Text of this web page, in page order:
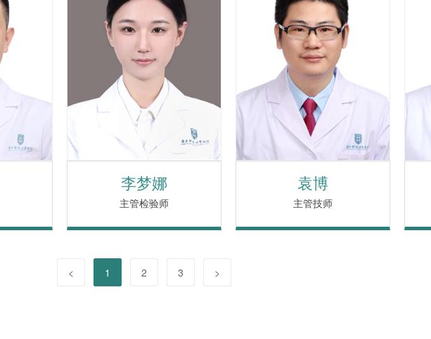
李梦娜
主管检验师
袁博
主管技师
< 1 2 3 >